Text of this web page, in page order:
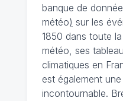
banque de
météo) sur les
1850 dans toute
météo, ses
climatiques en
est également
incontournable.